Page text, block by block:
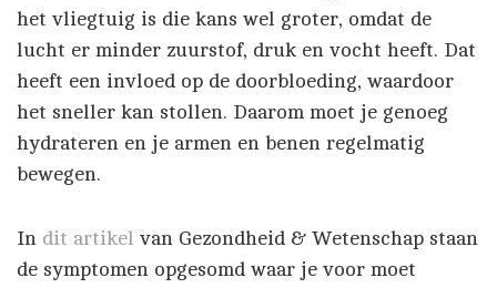
het vliegtuig is die kans wel groter, omdat de
lucht er minder zuurstof, druk en vocht heeft. Dat
heeft een invloed op de doorbloeding, waardoor
het sneller kan stollen. Daarom moet je genoeg
hydrateren en je armen en benen regelmatig
bewegen.
In dit artikel van Gezondheid & Wetenschap staan
de symptomen opgesomd waar je voor moet